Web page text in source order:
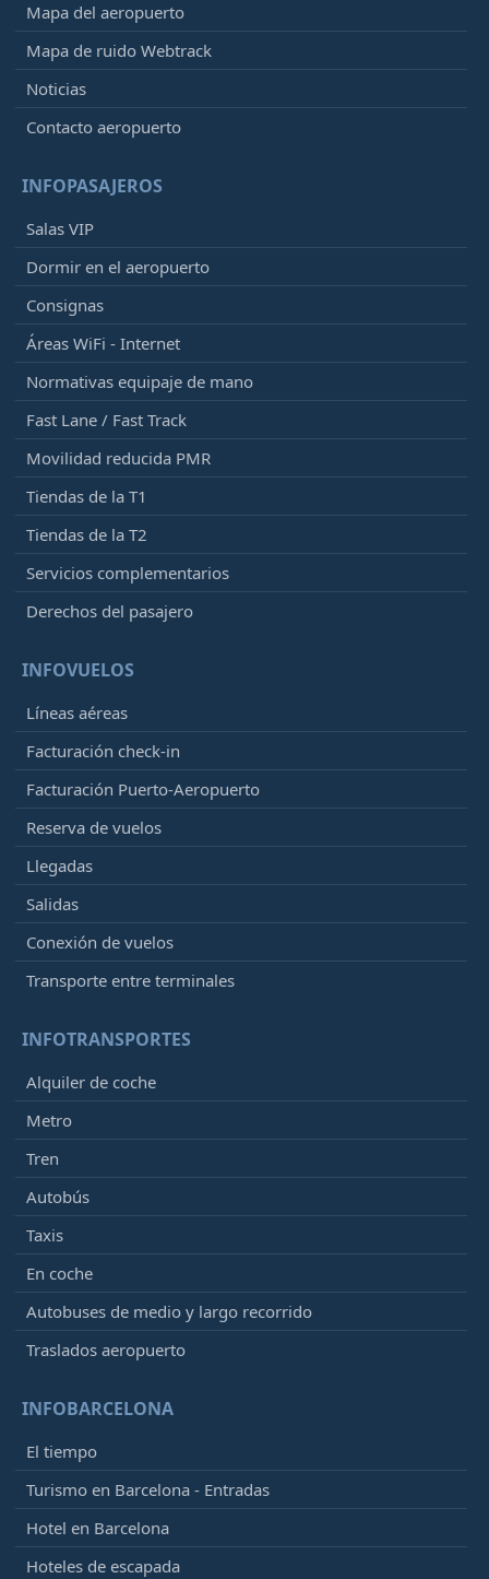
Mapa del aeropuerto
Mapa de ruido Webtrack
Noticias
Contacto aeropuerto
INFOPASAJEROS
Salas VIP
Dormir en el aeropuerto
Consignas
Áreas WiFi - Internet
Normativas equipaje de mano
Fast Lane / Fast Track
Movilidad reducida PMR
Tiendas de la T1
Tiendas de la T2
Servicios complementarios
Derechos del pasajero
INFOVUELOS
Líneas aéreas
Facturación check-in
Facturación Puerto-Aeropuerto
Reserva de vuelos
Llegadas
Salidas
Conexión de vuelos
Transporte entre terminales
INFOTRANSPORTES
Alquiler de coche
Metro
Tren
Autobús
Taxis
En coche
Autobuses de medio y largo recorrido
Traslados aeropuerto
INFOBARCELONA
El tiempo
Turismo en Barcelona - Entradas
Hotel en Barcelona
Hoteles de escapada